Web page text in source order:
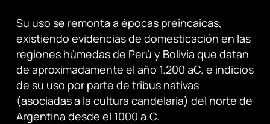
Su uso se remonta a épocas preincaicas,
existiendo evidencias de domesticación en las
regiones húmedas de Perú y Bolivia que datan
de aproximadamente el año 1.200 aC. e indicios
de su uso por parte de tribus nativas
(asociadas a la cultura candelaria) del norte de
Argentina desde el 1000 a.C.